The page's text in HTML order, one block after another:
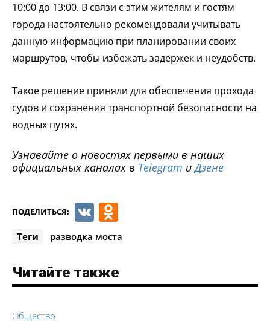
10:00 до 13:00. В связи с этим жителям и гостям
города настоятельно рекомендовали учитывать
данную информацию при планировании своих
маршрутов, чтобы избежать задержек и неудобств.
Такое решение приняли для обеспечения прохода
судов и сохранения транспортной безопасности на
водных путях.
Узнавайте о новостях первыми в наших
официальных каналах в Telegram иДзене
ПОДЕЛИТЬСЯ: VK
Теги разводка моста
Читайте также
Общество